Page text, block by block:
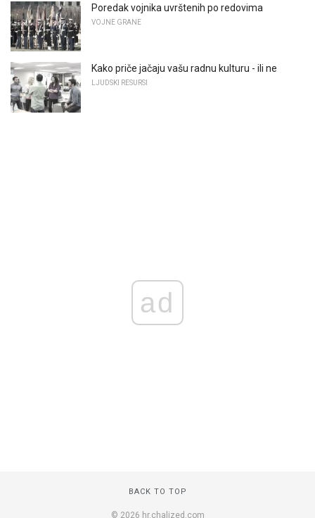
Poredak vojnika uvrštenih po redovima
VOJNE GRANE
Kako priče jačaju vašu radnu kulturu - ili ne
LJUDSKI RESURSI
ad
BACK TO TOP
© 2026 hr.chalized.com